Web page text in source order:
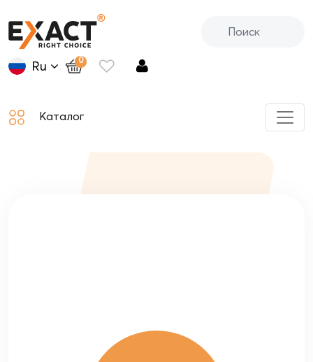
Ru 0
Каталог